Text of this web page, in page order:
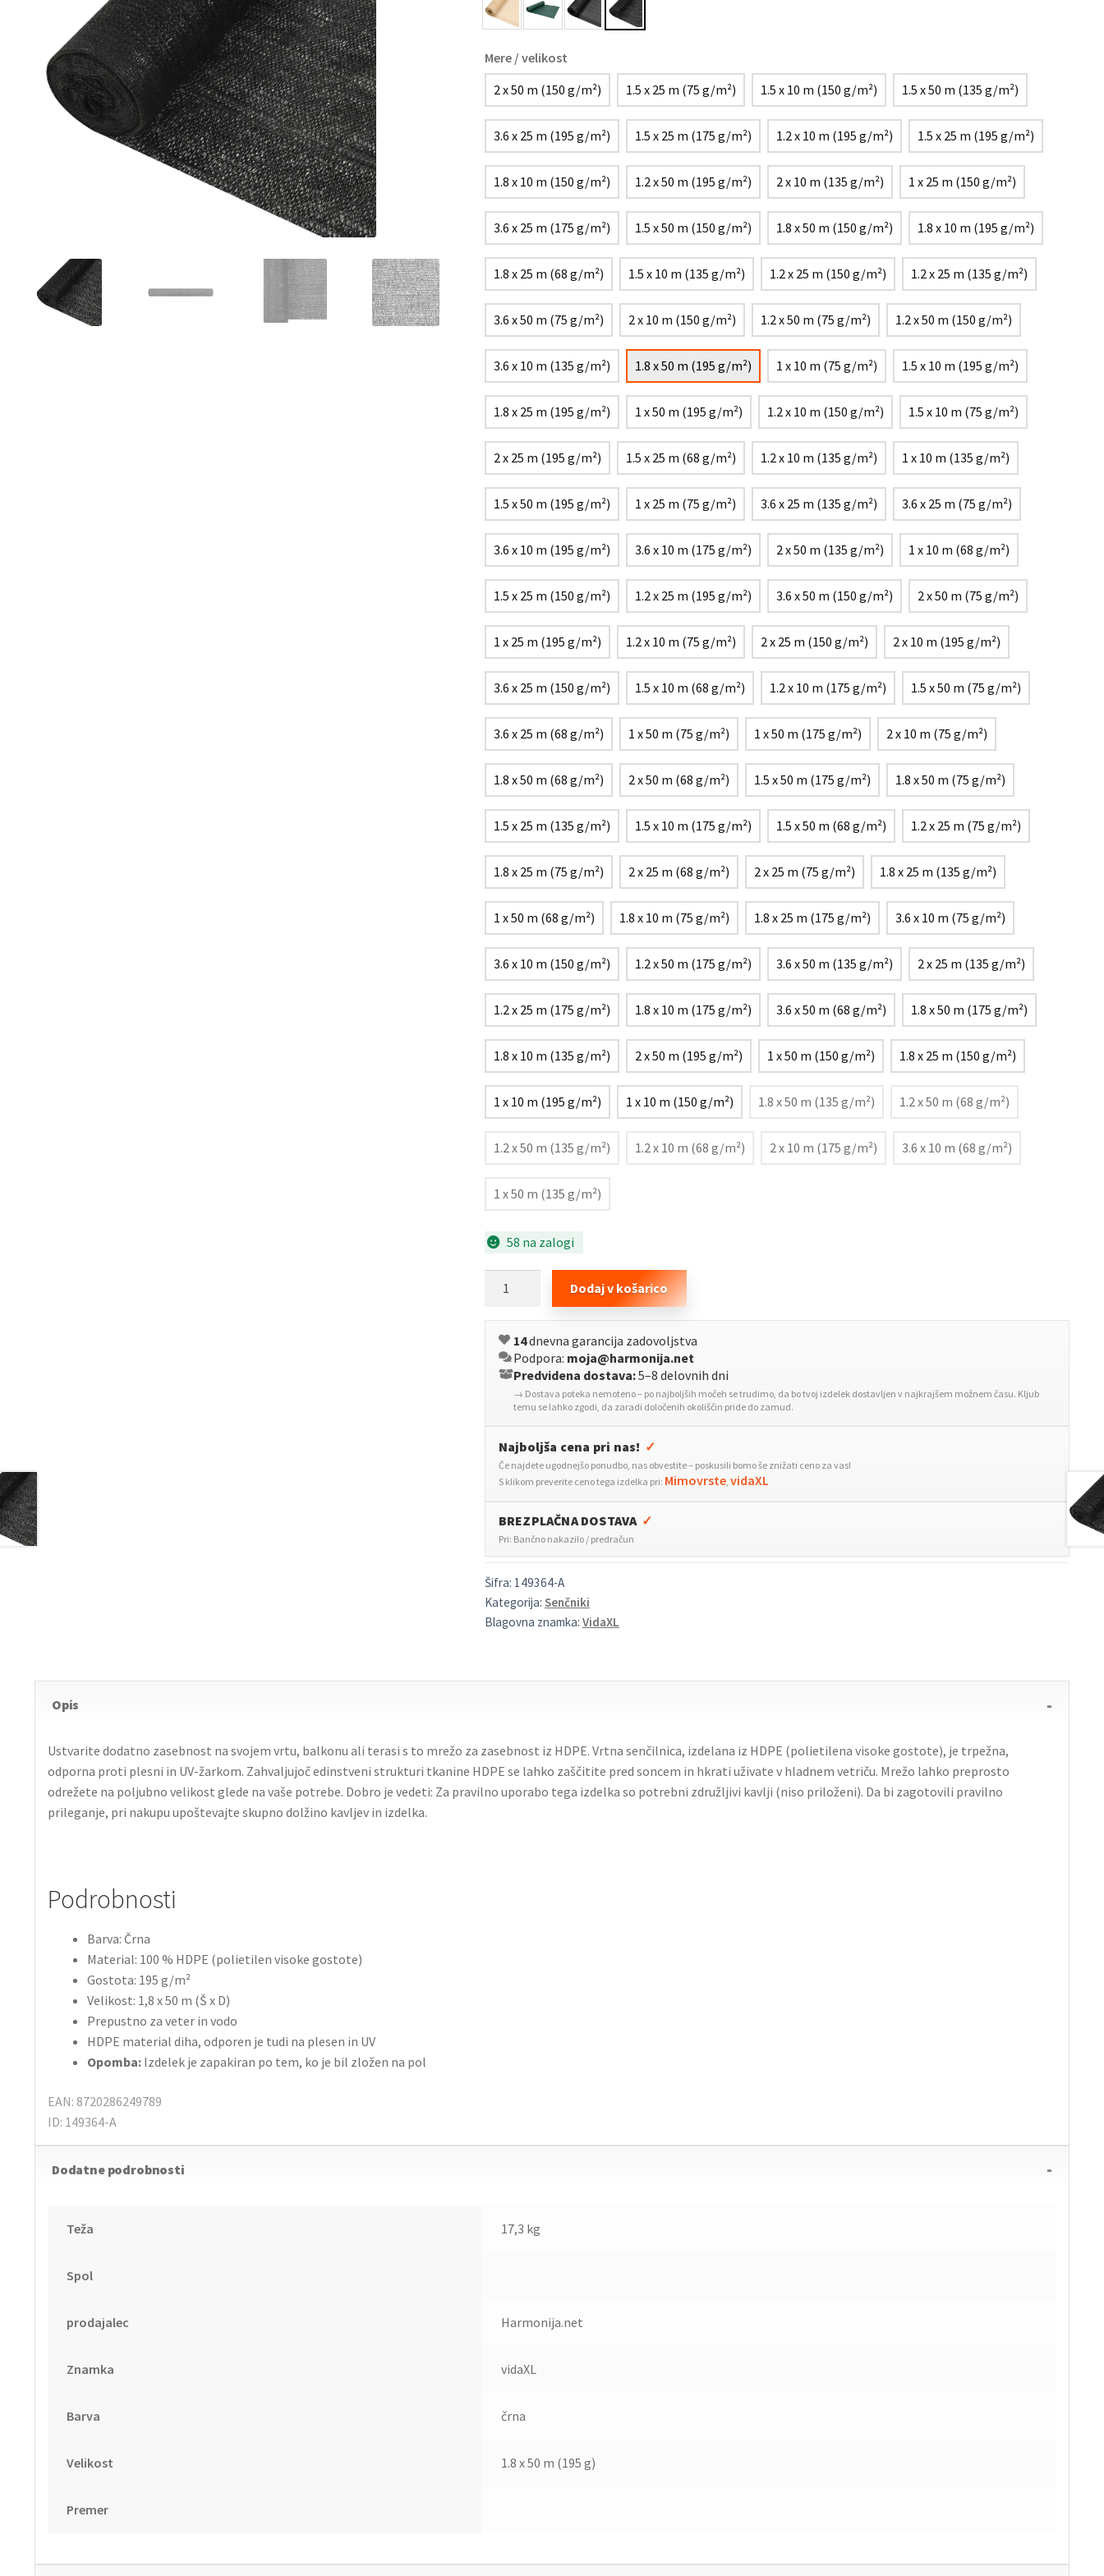
Mere / velikost
2 x 50 m (150 g/m²)
1.5 x 25 m (75 g/m²) 1.5 x 10 m (150 g/m²) 1.5 x 50 m (135 g/m²)
3.6 x 25 m (195 g/m²) 1.5 x 25 m (175 g/m²) 1.2 x 10 m (195 g/m²) 1.5 x 25 m (195 g/m²)
1.8 x 10 m (150 g/m²) 1.2 x 50 m (195 g/m²) 2 x 10 m (135 g/m²) 1 x 25 m (150 g/m²)
3.6 x 25 m (175 g/m²) 1.5 x 50 m (150 g/m²) 1.8 x 50 m (150 g/m²) 1.8 x 10 m (195 g/m²)
1.8 x 25 m (68 g/m²) 1.5 x 10 m (135 g/m²) 1.2 x 25 m (150 g/m²) 1.2 x 25 m (135 g/m²)
3.6 x 50 m (75 g/m²) 2 x 10 m (150 g/m²) 1.2 x 50 m (75 g/m²) 1.2 x 50 m (150 g/m²)
3.6 x 10 m (135 g/m²) 1.8 x 50 m (195 g/m²) 1 x 10 m (75 g/m²) 1.5 x 10 m (195 g/m²)
1.8 x 25 m (195 g/m²) 1 x 50 m (195 g/m²) 1.2 x 10 m (150 g/m²) 1.5 x 10 m (75 g/m²)
2 x 25 m (195 g/m²) 1.5 x 25 m (68 g/m²) 1.2 x 10 m (135 g/m²) 1 x 10 m (135 g/m²)
1.5 x 50 m (195 g/m²) 1 x 25 m (75 g/m²) 3.6 x 25 m (135 g/m²) 3.6 x 25 m (75 g/m²)
3.6 x 10 m (195 g/m²) 3.6 x 10 m (175 g/m²) 2 x 50 m (135 g/m²) 1 x 10 m (68 g/m²)
1.5 x 25 m (150 g/m²) 1.2 x 25 m (195 g/m²) 3.6 x 50 m (150 g/m²) 2 x 50 m (75 g/m²)
1 x 25 m (195 g/m²) 1.2 x 10 m (75 g/m²) 2 x 25 m (150 g/m²) 2 x 10 m (195 g/m²)
3.6 x 25 m (150 g/m²) 1.5 x 10 m (68 g/m²) 1.2 x 10 m (175 g/m²) 1.5 x 50 m (75 g/m²)
3.6 x 25 m (68 g/m²) 1 x 50 m (75 g/m²) 1 x 50 m (175 g/m²) 2 x 10 m (75 g/m²)
1.8 x 50 m (68 g/m²) 2 x 50 m (68 g/m²) 1.5 x 50 m (175 g/m²) 1.8 x 50 m (75 g/m²)
1.5 x 25 m (135 g/m²) 1.5 x 10 m (175 g/m²) 1.5 x 50 m (68 g/m²) 1.2 x 25 m (75 g/m²)
1.8 x 25 m (75 g/m²) 2 x 25 m (68 g/m²) 2 x 25 m (75 g/m²) 1.8 x 25 m (135 g/m²)
1 x 50 m (68 g/m²) 1.8 x 10 m (75 g/m²) 1.8 x 25 m (175 g/m²) 3.6 x 10 m (75 g/m²)
3.6 x 10 m (150 g/m²) 1.2 x 50 m (175 g/m²) 3.6 x 50 m (135 g/m²) 2 x 25 m (135 g/m²)
1.2 x 25 m (175 g/m²) 1.8 x 10 m (175 g/m²) 3.6 x 50 m (68 g/m²) 1.8 x 50 m (175 g/m²)
1.8 x 10 m (135 g/m²) 2 x 50 m (195 g/m²) 1 x 50 m (150 g/m²) 1.8 x 25 m (150 g/m²)
1 x 10 m (195 g/m²) 1 x 10 m (150 g/m²) 1.8 x 50 m (135 g/m²) 1.2 x 50 m (68 g/m²)
1.2 x 50 m (135 g/m²) 1.2 x 10 m (68 g/m²) 2 x 10 m (175 g/m²) 3.6 x 10 m (68 g/m²)
1 x 50 m (135 g/m²)
58 na zalogi
črna
1,8x50
HDPE
količina
Dodaj v košarico
14dnevna garancija zadovoljstva
Podpora: moja@harmonija.net
Predvidena dostava:5–8 delovnih dni
→ Dostava poteka nemoteno – po najboljših močeh se trudimo, da bo tvoj izdelek dostavljen v najkrajšem možnem času. Kljub
temu se lahko zgodi, da zaradi določenih okoliščin pride do zamud.
Najboljša cena pri nas! ✓
Če najdete ugodnejšo ponudbo, nas obvestite – poskusili bomo še znižati ceno za vas!
S klikom preverite ceno tega izdelka pri: Mimovrste, vidaXL
BREZPLAČNA DOSTAVA ✓
Pri: Bančno nakazilo / predračun
Šifra: 149364-A
Kategorija: Senčniki
Blagovna znamka: VidaXL
Opis
Ustvarite dodatno zasebnost na svojem vrtu, balkonu ali terasi s to mrežo za zasebnost iz HDPE. Vrtna senčilnica, izdelana iz HDPE (polietilena visoke gostote), je trpežna,
odporna proti plesni in UV-žarkom. Zahvaljujoč edinstveni strukturi tkanine HDPE se lahko zaščitite pred soncem in hkrati uživate v hladnem vetriču. Mrežo lahko preprosto
odrežete na poljubno velikost glede na vaše potrebe. Dobro je vedeti: Za pravilno uporabo tega izdelka so potrebni združljivi kavlji (niso priloženi). Da bi zagotovili pravilno
prileganje, pri nakupu upoštevajte skupno dolžino kavljev in izdelka.
Podrobnosti
Barva: Črna
Material: 100 % HDPE (polietilen visoke gostote)
Gostota: 195 g/m²
Velikost: 1,8 x 50 m (Š x D)
Prepustno za veter in vodo
HDPE material diha, odporen je tudi na plesen in UV
Opomba: Izdelek je zapakiran po tem, ko je bil zložen na pol
EAN: 8720286249789
ID: 149364-A
Dodatne podrobnosti
Teža 17,3 kg
Spol
prodajalec Harmonija.net
Znamka vidaXL
Barva črna
Velikost 1.8 x 50 m (195 g)
Premer